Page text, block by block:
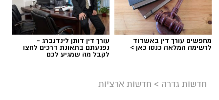
במסגרת התפקיד יידרש המועמד להוביל את תחום
מחפשים עורך דין באשדוד
לרשימה המלאה כנסו כאן >
עורך דין דותן לינדנברג -
נפגעתם בתאונת דרכים לחצו
לקבל מה שמגיע לכם
חדשות גדרה > חדשות ארציות